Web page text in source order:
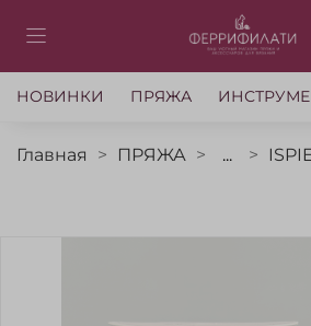
НОВИНКИ ПРЯЖА
Главная ПРЯЖА ...